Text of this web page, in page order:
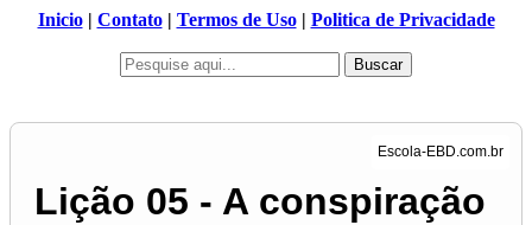
Inicio| Contato| Termos de Uso| Politica de Privacidade
Buscar
Lição 05 - A conspiração